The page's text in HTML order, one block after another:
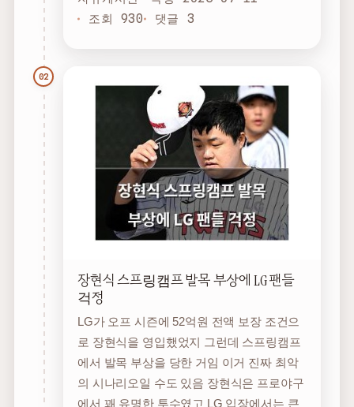
조회 930
댓글 3
02
장현식 스프링캠프 발목 부상에 LG 팬들
걱정
LG가 오프 시즌에 52억원 전액 보장 조건으
로 장현식을 영입했었지 그런데 스프링캠프
에서 발목 부상을 당한 거임 이거 진짜 최악
의 시나리오일 수도 있음 장현식은 프로야구
에서 꽤 유명한 투수였고 LG 입장에서는 큰